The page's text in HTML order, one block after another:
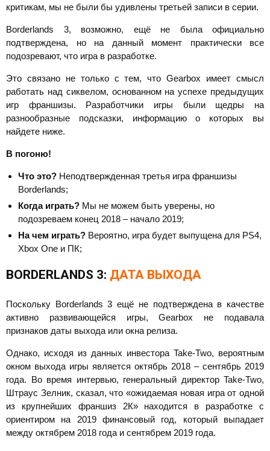
критикам, мы не были бы удивлены третьей записи в серии.
Borderlands 3, возможно, ещё не была официально
подтверждена, но на данный момент практически все
подозревают, что игра в разработке.
Это связано не только с тем, что Gearbox имеет смысл
работать над сиквелом, основанном на успехе предыдущих
игр франшизы. Разработчики игры были щедры на
разнообразные подсказки, информацию о которых вы
найдете ниже.
В погоню!
Что это? Неподтвержденная третья игра франшизы
Borderlands;
Когда играть? Мы не можем быть уверены, но
подозреваем конец 2018 – начало 2019;
На чем играть? Вероятно, игра будет выпущена для PS4,
Xbox One и ПК;
BORDERLANDS 3: ДАТА ВЫХОДА
Поскольку Borderlands 3 ещё не подтверждена в качестве
активно развивающейся игры, Gearbox не подавала
признаков даты выхода или окна релиза.
Однако, исходя из данных инвестора Take-Two, вероятным
окном выхода игры является октябрь 2018 – сентябрь 2019
года. Во время интервью, генеральный директор Take-Two,
Штраус Зелник, сказал, что «ожидаемая новая игра от одной
из крупнейших франшиз 2К» находится в разработке с
ориентиром на 2019 финансовый год, который выпадает
между октябрем 2018 года и сентябрем 2019 года.